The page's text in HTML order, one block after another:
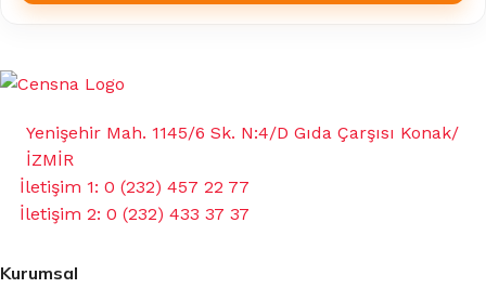
Yenişehir Mah. 1145/6 Sk. N:4/D Gıda Çarşısı Konak/
İZMİR
İletişim 1: 0 (232) 457 22 77
İletişim 2: 0 (232) 433 37 37
Kurumsal